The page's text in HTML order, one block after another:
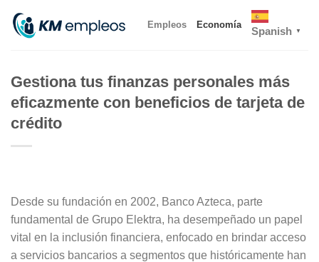
Empleos Economía
Spanish ▼
Gestiona tus finanzas personales más
eficazmente con beneficios de tarjeta de
crédito
Desde su fundación en 2002, Banco Azteca, parte
fundamental de Grupo Elektra, ha desempeñado un papel
vital en la inclusión financiera, enfocado en brindar acceso
a servicios bancarios a segmentos que históricamente han